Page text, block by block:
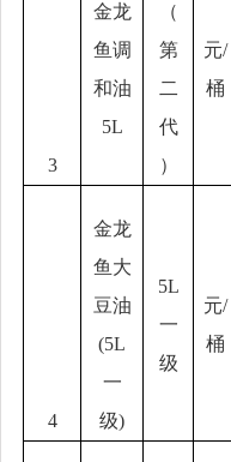
3
金龙
鱼调
和油
5L
（
第
二
代
）
元/
桶
4
金龙
鱼大
豆油
(5L
一
级)
5L
一
级
元/
桶